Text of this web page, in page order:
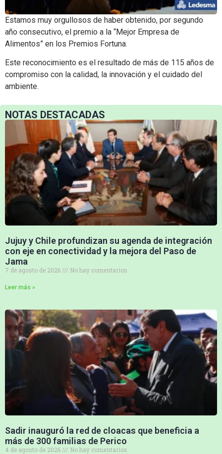
NOTAS DESTACADAS
Jujuy y Chile profundizan su agenda de integración
con eje en conectividad y la mejora del Paso de
Jama
7 de agosto de 2026 No hay comentarios
Leer más »
Sadir inauguró la red de cloacas que beneficia a
más de 300 familias de Perico
4 de agosto de 2026 No hay comentarios
Estamos muy orgullosos de haber obtenido, por segundo
año consecutivo, el premio a la “Mejor Empresa de
Alimentos” en los Premios Fortuna.
Este reconocimiento es el resultado de más de 115 años de
compromiso con la calidad, la innovación y el cuidado del
ambiente.